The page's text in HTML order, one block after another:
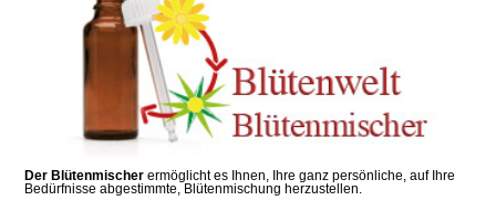
Der Blütenmischer ermöglicht es Ihnen, Ihre ganz persönliche, auf Ihre
Bedürfnisse abgestimmte, Blütenmischung herzustellen.